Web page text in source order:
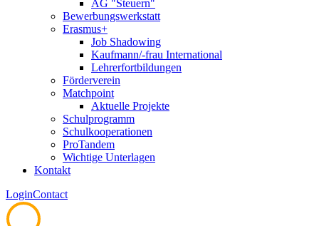
AG "Steuern"
Bewerbungswerkstatt
Erasmus+
Job Shadowing
Kaufmann/-frau International
Lehrerfortbildungen
Förderverein
Matchpoint
Aktuelle Projekte
Schulprogramm
Schulkooperationen
ProTandem
Wichtige Unterlagen
Kontakt
LoginContact